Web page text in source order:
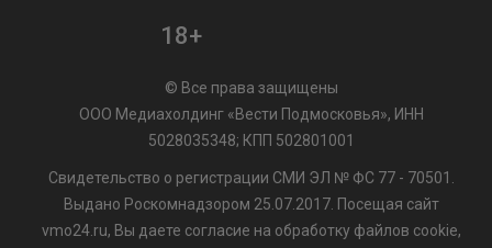
18+
© Все права защищены
ООО Медиахолдинг «Вести Подмосковья», ИНН
5028035348; КПП 502801001
Свидетельство о регистрации СМИ ЭЛ № ФС 77 - 70501.
Выдано Роскомнадзором 25.07.2017. Посещая сайт
vmo24.ru, Вы даете согласие на обработку файлов cookie,